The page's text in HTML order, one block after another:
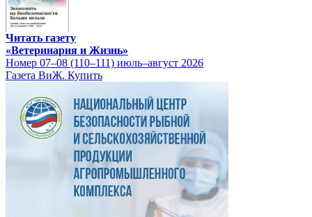
Читать газету
«Ветеринария и Жизнь»
Номер 07–08 (110–111) июль–август 2026
Газета ВиЖ. Купить